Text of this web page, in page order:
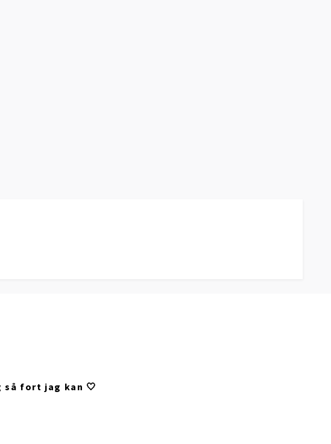
så fort jag kan 🤍